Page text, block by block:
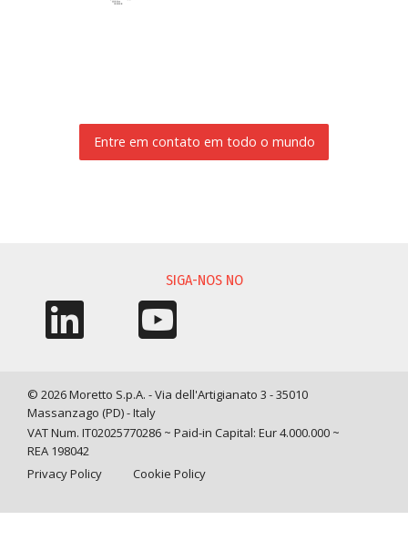
Entre em contato em todo o mundo
SIGA-NOS NO
© 2026 Moretto S.p.A. - Via dell'Artigianato 3 - 35010
Massanzago (PD) - Italy
VAT Num. IT02025770286 ~ Paid-in Capital: Eur 4.000.000 ~
REA 198042
Privacy Policy
Cookie Policy